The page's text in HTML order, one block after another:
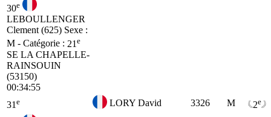
30e
LEBOULLENGER
Clement (625) Sexe :
M - Catégorie : 21 e
SE LA CHAPELLE-
RAINSOUIN
(53150)
00:34:55
31 e LORY David 3326 M 2e